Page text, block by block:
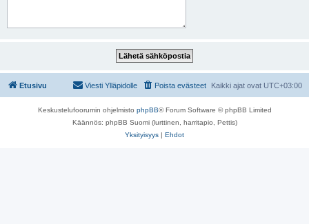
Etusivu Kaikki ajat ovat UTC+03:00
Poista evästeet
Viesti Ylläpidolle
Keskustelufoorumin ohjelmisto phpBB® Forum Software © phpBB Limited
Käännös: phpBB Suomi (lurttinen, harritapio, Pettis)
Yksityisyys | Ehdot